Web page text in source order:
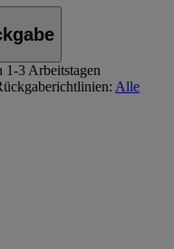
3 Arbeitstagen
Alle